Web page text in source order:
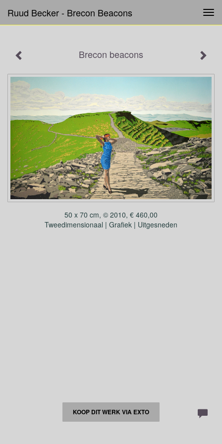
Ruud Becker - Brecon Beacons
Brecon beacons
50 x 70 cm, © 2010, € 460,00
Tweedimensionaal | Grafiek | Uitgesneden
KOOP DIT WERK VIA EXTO